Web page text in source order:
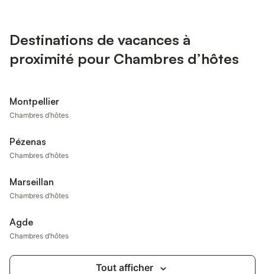
Destinations de vacances à
proximité pour Chambres d’hôtes
Montpellier
Chambres d’hôtes
Pézenas
Chambres d’hôtes
Marseillan
Chambres d’hôtes
Agde
Chambres d’hôtes
Tout afficher